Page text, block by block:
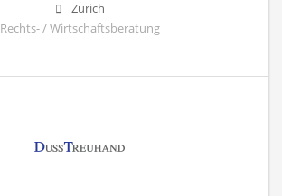
Zürich
Rechts- / Wirtschaftsberatung